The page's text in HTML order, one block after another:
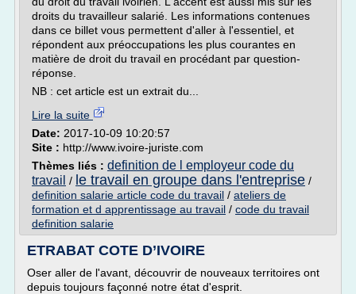
droits du travailleur salarié. Les informations contenues
dans ce billet vous permettent d'aller à l'essentiel, et
répondent aux préoccupations les plus courantes en
matière de droit du travail en procédant par question-
réponse.
NB : cet article est un extrait du...
Lire la suite
Date: 2017-10-09 10:20:57
Site : http://www.ivoire-juriste.com
Thèmes liés : definition de l employeur code du
travail / le travail en groupe dans l'entreprise /
definition salarie article code du travail / ateliers de
formation et d apprentissage au travail / code du travail
definition salarie
ETRABAT COTE D’IVOIRE
Oser aller de l'avant, découvrir de nouveaux territoires ont
depuis toujours façonné notre état d'esprit.